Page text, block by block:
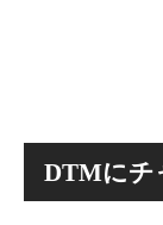
DTMにチ